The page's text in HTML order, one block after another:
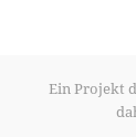
Ein Projekt